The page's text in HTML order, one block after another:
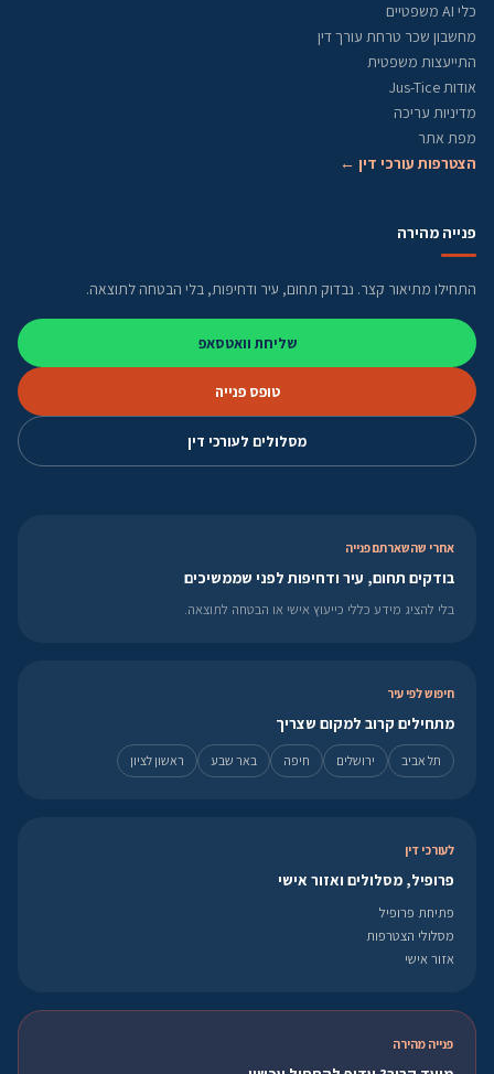
כלי AI משפטיים
מחשבון שכר טרחת עורך דין
התייעצות משפטית
אודות Jus-Tice
מדיניות עריכה
מפת אתר
הצטרפות עורכי דין ←
פנייה מהירה
התחילו מתיאור קצר. נבדוק תחום, עיר ודחיפות, בלי הבטחה לתוצאה.
שליחת וואטסאפ
טופס פנייה
מסלולים לעורכי דין
אחרי שהשארתם פנייה
בודקים תחום, עיר ודחיפות לפני שממשיכים
בלי להציג מידע כללי כייעוץ אישי או הבטחה לתוצאה.
חיפוש לפי עיר
מתחילים קרוב למקום שצריך
תל אביב ירושלים חיפה באר שבע ראשון לציון
לעורכי דין
פרופיל, מסלולים ואזור אישי
פתיחת פרופיל
מסלולי הצטרפות
אזור אישי
פנייה מהירה